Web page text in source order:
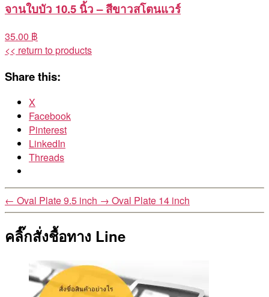
จานใบบัว 10.5 นิ้ว – สีขาวสโตนแวร์
35.00 ฿
<< return to products
Share this:
X
Facebook
Pinterest
LinkedIn
Threads
← Oval Plate 9.5 inch → Oval Plate 14 inch
คลิ๊กสั่งชื้อทาง Line